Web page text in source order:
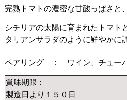
完熟トマトの濃密な甘酸っぱさと
シチリアの太陽に育まれたトマト
タリアンサラダのように鮮やかに
ペアリング ： ワイン、チュー
賞味期限：
製造日より１５０日